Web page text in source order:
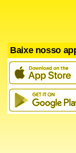
A educação da
ferramenta de
no cérebro de
pertencer à raça
Baixe nosso